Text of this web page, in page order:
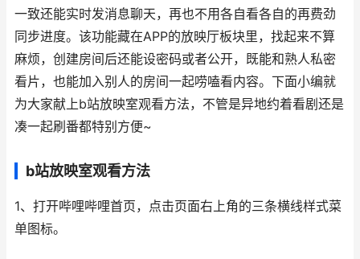
一致还能实时发消息聊天，再也不用各自看各自的再费劲
同步进度。该功能藏在APP的放映厅板块里，找起来不算
麻烦，创建房间后还能设密码或者公开，既能和熟人私密
看片，也能加入别人的房间一起唠嗑看内容。下面小编就
为大家献上b站放映室观看方法，不管是异地约着看剧还是
凑一起刷番都特别方便~
b站放映室观看方法
1、打开哔哩哔哩首页，点击页面右上角的三条横线样式菜
单图标。